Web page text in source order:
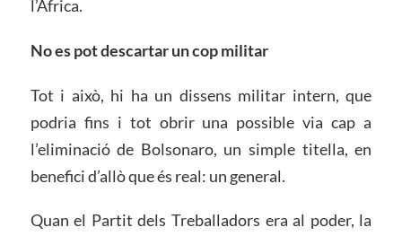
l’África.
No es pot descartar un cop militar
Tot i això, hi ha un dissens militar intern, que
podria fins i tot obrir una possible via cap a
l’eliminació de Bolsonaro, un simple titella, en
benefici d’allò que és real: un general.
Quan el Partit dels Treballadors era al poder, la